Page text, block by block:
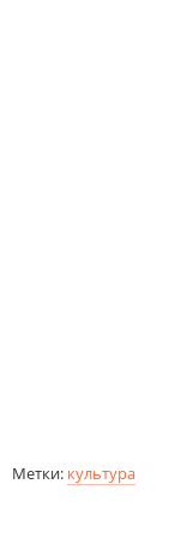
Метки: культура